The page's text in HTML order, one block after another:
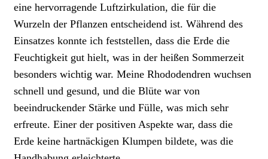
eine hervorragende Luftzirkulation, die für die
Wurzeln der Pflanzen entscheidend ist. Während des
Einsatzes konnte ich feststellen, dass die Erde die
Feuchtigkeit gut hielt, was in der heißen Sommerzeit
besonders wichtig war. Meine Rhododendren wuchsen
schnell und gesund, und die Blüte war von
beeindruckender Stärke und Fülle, was mich sehr
erfreute. Einer der positiven Aspekte war, dass die
Erde keine hartnäckigen Klumpen bildete, was die